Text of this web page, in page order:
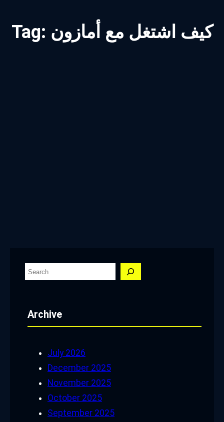
Tag: كيف اشتغل مع أمازون
S
rArchive
July 2026
December 2025
November 2025
October 2025
September 2025